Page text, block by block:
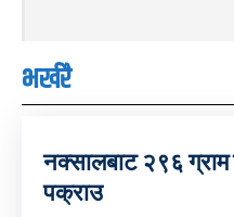
भर्खरै
नक्सालबाट २९६ ग्राम
पक्राउ